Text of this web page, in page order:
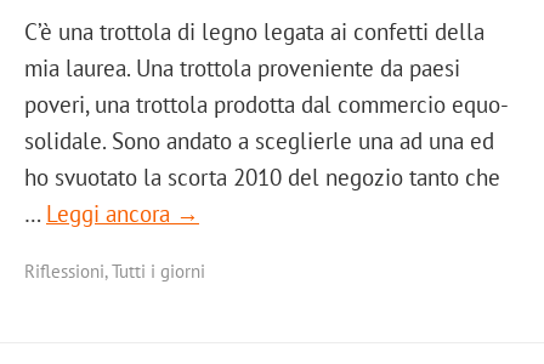
C’è una trottola di legno legata ai confetti della
mia laurea. Una trottola proveniente da paesi
poveri, una trottola prodotta dal commercio equo-
solidale. Sono andato a sceglierle una ad una ed
ho svuotato la scorta 2010 del negozio tanto che
… Leggi ancora →
Riflessioni,Tutti i giorni